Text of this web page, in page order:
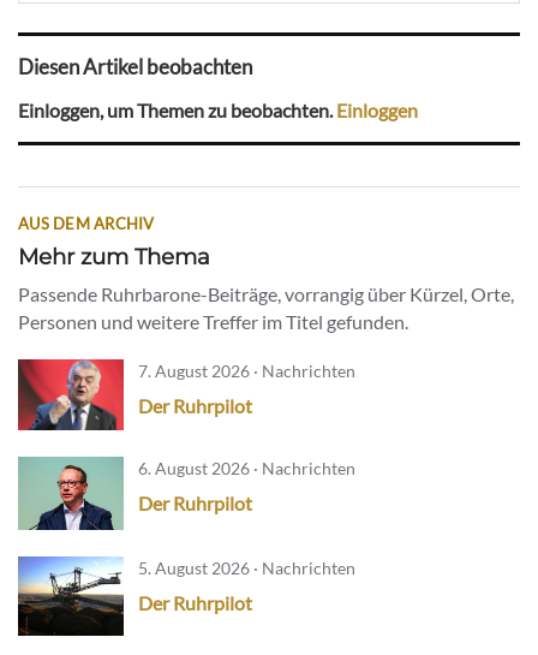
Diesen Artikel beobachten
Einloggen, um Themen zu beobachten. Einloggen
AUS DEM ARCHIV
Mehr zum Thema
Passende Ruhrbarone-Beiträge, vorrangig über Kürzel, Orte,
Personen und weitere Treffer im Titel gefunden.
7. August 2026 · Nachrichten
Der Ruhrpilot
6. August 2026 · Nachrichten
Der Ruhrpilot
5. August 2026 · Nachrichten
Der Ruhrpilot